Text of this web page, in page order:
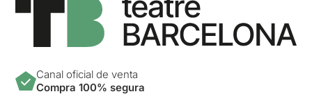
Canal oficial de venta
Compra 100% segura